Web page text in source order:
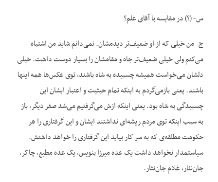
س- (؟) در مقایسه با آقای علم؟
ج- من خیلی که از او ضعیف‌تر دیدمشان. نمی‌دانم شاید من اشتباه
می‌کنم ولی خیلی ضعیف‌تر جاه و مقامشان را بسیار دوست داشت. خیلی
دلشان می‌خواست همیشه چسبیده به شاه باشند، توی عکس‌ها همه اینها
باشند. یعنی بازمی‌گردم به اینکه تمام حیثیت و اعتبار ایشان این
چسبیدگی به شاه بود. یعنی اینکه ازش می‌گرفتیم می‌شد صفر دیگر، باز
به سبب اینکه توی مردم ریشه‌ای نداشتند ایشان و این گرفتاری را هر
حکومت مطلقه‌ی که به سر کار بیاید این گرفتاری را خواهد داشتش.
سیاستمدار نخواهد داشت یک عده میرزا بنویس، یک عده مطیع، چاکر،
جان‌نثار، غلام جان‌نثار.